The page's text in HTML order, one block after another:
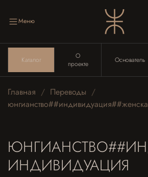
Меню
Каталог
О
проекте
Основатель
Главная
Переводы
ИНДИВИДУАЦИЯ